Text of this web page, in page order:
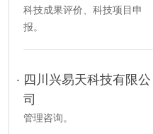
科技成果评价、科技项目申
报。
四川兴易天科技有限公
司
管理咨询。